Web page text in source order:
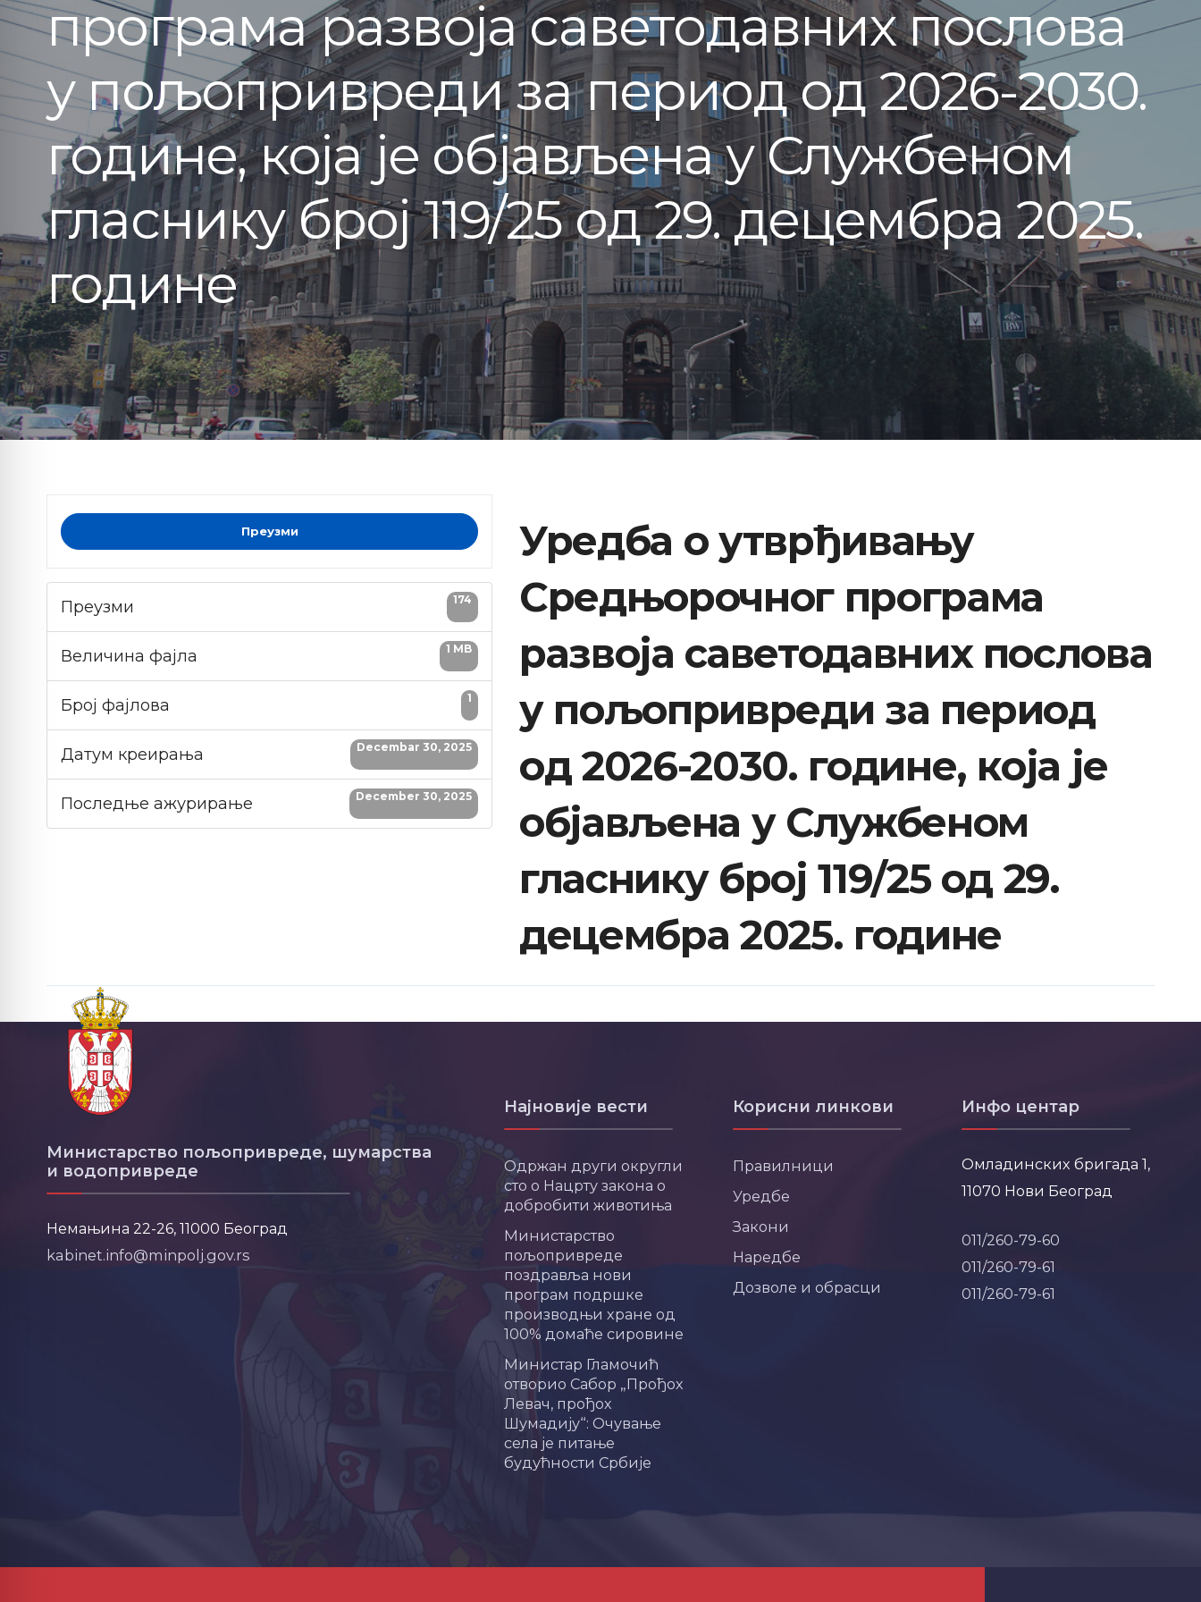
програма развоја саветодавних послова
у пољопривреди за период од 2026-2030.
године, која је објављена у Службеном
гласнику број 119/25 од 29. децембра 2025.
године
Преузми
Преузми 174
Величина фајла 1 MB
Број фајлова 1
Датум креирања Decembar 30, 2025
Последње ажурирање December 30, 2025
Уредба о утврђивању
Средњорочног програма
развоја саветодавних послова
у пољопривреди за период
од 2026-2030. године, која је
објављена у Службеном
гласнику број 119/25 од 29.
децембра 2025. године
Министарство пољопривреде, шумарства
и водопривреде
Немањина 22-26, 11000 Београд
kabinet.info@minpolj.gov.rs
Најновије вести
Одржан други округли
сто о Нацрту закона о
добробити животиња
Министарство
пољопривреде
поздравља нови
програм подршке
производњи хране од
100% домаће сировине
Министар Гламочић
отворио Сабор „Прођох
Левач, прођох
Шумадију“: Очување
села је питање
будућности Србије
Корисни линкови
Правилници
Уредбе
Закони
Наредбе
Дозволе и обрасци
Инфо центар
Омладинских бригада 1,
11070 Нови Београд
011/260-79-60
011/260-79-61
011/260-79-61